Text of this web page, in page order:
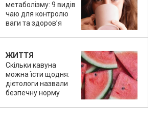
метаболізму: 9 видів
чаю для контролю
ваги та здоров’я
ЖИТТЯ
Скільки кавуна
можна їсти щодня:
дієтологи назвали
безпечну норму